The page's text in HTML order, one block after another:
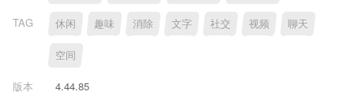
TAG 休闲 趣味 消除 文字 社交 视频 聊天
空间
版本
4.44.85